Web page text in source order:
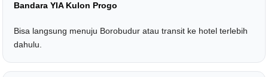
Bandara YIA Kulon Progo
Bisa langsung menuju Borobudur atau transit ke hotel terlebih
dahulu.